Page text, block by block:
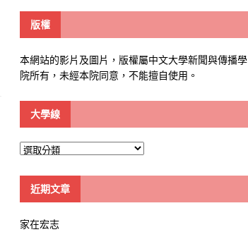
版權
本網站的影片及圖片，版權屬中文大學新聞與傳播學
院所有，未經本院同意，不能擅自使用。
大學線
大
線
近期文章
家在宏志